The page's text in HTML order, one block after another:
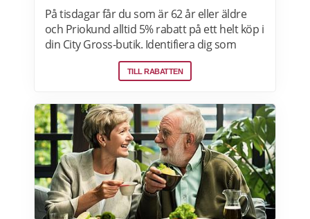
På tisdagar får du som är 62 år eller äldre
och Priokund alltid 5% rabatt på ett helt köp i
din City Gross-butik. Identifiera dig som
Priokund och säg bara till i kassan i butiken
så löser vi in rabatten. Gäller ej citygross.se,
nikotinprodukter, läkemedel,
välgörenhetsprodukter,
modersmjölksersättning, presentkort och
pant. Läs mer om pensionärsrabatter på City
Gross här.
TILL RABATTEN